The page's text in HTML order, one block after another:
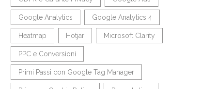
Google Analytics Google Analytics 4
Heatmap Hotjar Microsoft Clarity
PPC e Conversioni
Primi Passi con Google Tag Manager